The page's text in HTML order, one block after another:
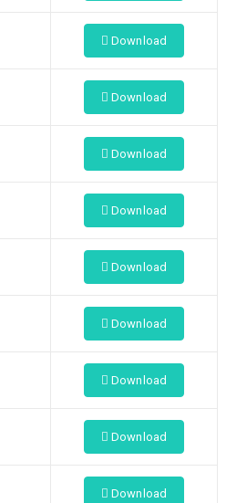
Download
Download
Download
Download
Download
Download
Download
Download
Download